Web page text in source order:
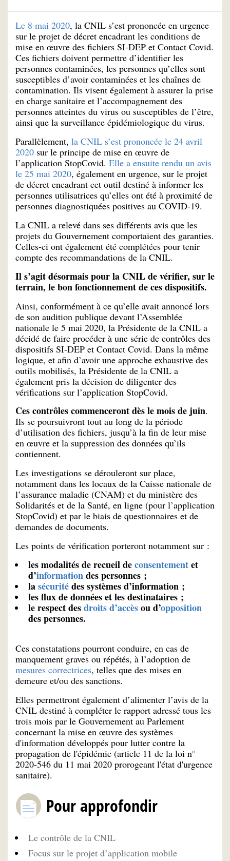
Le 8 mai 2020, la CNIL s’est prononcée en urgence
sur le projet de décret encadrant les conditions de
mise en œuvre des fichiers SI-DEP et Contact Covid.
Ces fichiers doivent permettre d’identifier les
personnes contaminées, les personnes qu’elles sont
susceptibles d’avoir contaminées et les chaînes de
contamination. Ils visent également à assurer la prise
en charge sanitaire et l’accompagnement des
personnes atteintes du virus ou susceptibles de l’être,
ainsi que la surveillance épidémiologique du virus.
Parallèlement, la CNIL s’est prononcée le 24 avril
2020 sur le principe de mise en œuvre de
l’application StopCovid. Elle a ensuite rendu un avis
le 25 mai 2020, également en urgence, sur le projet
de décret encadrant cet outil destiné à informer les
personnes utilisatrices qu’elles ont été à proximité de
personnes diagnostiquées positives au COVID-19.
La CNIL a relevé dans ses différents avis que les
projets du Gouvernement comportaient des garanties.
Celles-ci ont également été complétées pour tenir
compte des recommandations de la CNIL.
Il s’agit désormais pour la CNIL de vérifier, sur le
terrain, le bon fonctionnement de ces dispositifs.
Ainsi, conformément à ce qu’elle avait annoncé lors
de son audition publique devant l’Assemblée
nationale le 5 mai 2020, la Présidente de la CNIL a
décidé de faire procéder à une série de contrôles des
dispositifs SI-DEP et Contact Covid. Dans la même
logique, et afin d’avoir une approche exhaustive des
outils mobilisés, la Présidente de la CNIL a
également pris la décision de diligenter des
vérifications sur l’application StopCovid.
Ces contrôles commenceront dès le mois de juin.
Ils se poursuivront tout au long de la période
d’utilisation des fichiers, jusqu’à la fin de leur mise
en œuvre et la suppression des données qu’ils
contiennent.
Les investigations se dérouleront sur place,
notamment dans les locaux de la Caisse nationale de
l’assurance maladie (CNAM) et du ministère des
Solidarités et de la Santé, en ligne (pour l’application
StopCovid) et par le biais de questionnaires et de
demandes de documents.
Les points de vérification porteront notamment sur :
lesmodalités de recueil deconsentementet
d’informationdes personnes ;
lasécuritédes systèmes d’information ;
les flux de donnéeset les destinataires ;
le respect desdroits d’accèsou d’opposition
des personnes.
Ces constatations pourront conduire, en cas de
manquement graves ou répétés, à l’adoption de
mesures correctrices, telles que des mises en
demeure et/ou des sanctions.
Elles permettront également d’alimenter l’avis de la
CNIL destiné à compléter le rapport adressé tous les
trois mois par le Gouvernement au Parlement
concernant la mise en œuvre des systèmes
d'information développés pour lutter contre la
propagation de l'épidémie (article 11 de la loi n°
2020-546 du 11 mai 2020 prorogeant l'état d'urgence
sanitaire).
Pour approfondir
Le contrôle de la CNIL
Focus sur le projet d’application mobile